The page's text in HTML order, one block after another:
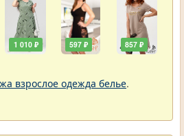
1 010 ₽ 597 ₽ 857 ₽
взрослое одежда белье.